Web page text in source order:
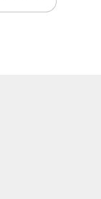
и